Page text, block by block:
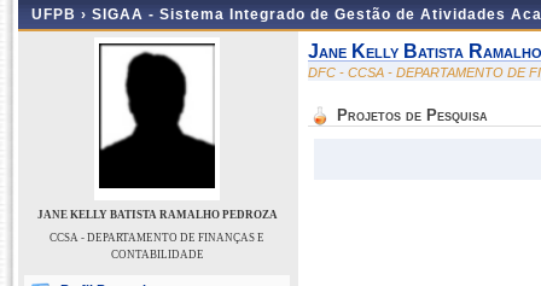
UFPB › SIGAA - Sistema Integrado de Gestão de Atividades
JANE KELLY BATISTA RAMALHO PEDROZA
CCSA - DEPARTAMENTO DE FINANÇAS E
CONTABILIDADE
Jane Kelly Batista
DFC - CCSA - DEPARTAMENTO DE
Projetos de Pesquisa